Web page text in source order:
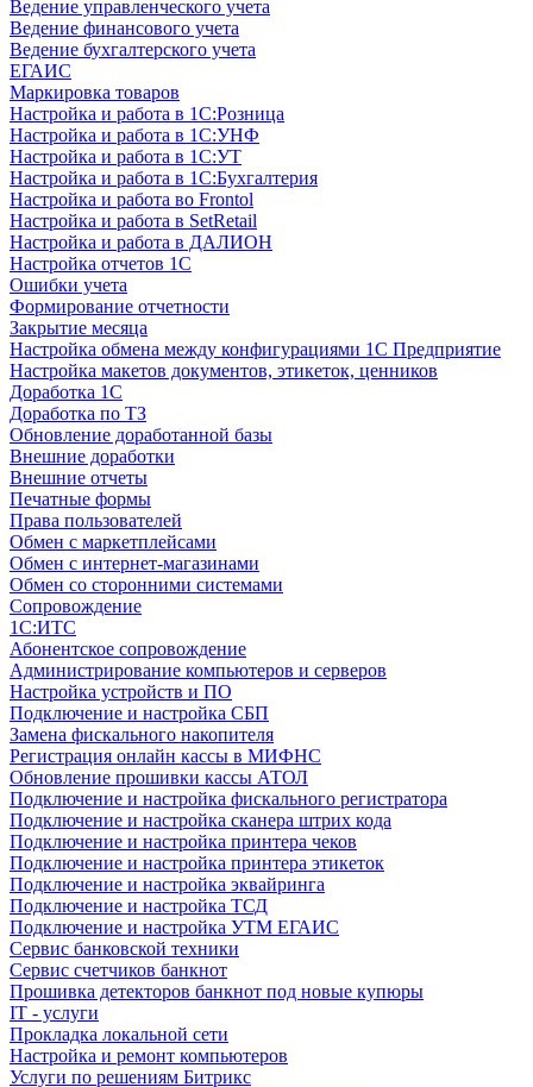
Ведение управленческого учета
Ведение финансового учета
Ведение бухгалтерского учета
ЕГАИС
Маркировка товаров
Настройка и работа в 1С:Розница
Настройка и работа в 1С:УНФ
Настройка и работа в 1С:УТ
Настройка и работа в 1С:Бухгалтерия
Настройка и работа во Frontol
Настройка и работа в SetRetail
Настройка и работа в ДАЛИОН
Настройка отчетов 1С
Ошибки учета
Формирование отчетности
Закрытие месяца
Настройка обмена между конфигурациями 1С Предприятие
Настройка макетов документов, этикеток, ценников
Доработка 1С
Доработка по ТЗ
Обновление доработанной базы
Внешние доработки
Внешние отчеты
Печатные формы
Права пользователей
Обмен с маркетплейсами
Обмен с интернет-магазинами
Обмен со сторонними системами
Сопровождение
1C:ИТС
Абонентское сопровождение
Администрирование компьютеров и серверов
Настройка устройств и ПО
Подключение и настройка СБП
Замена фискального накопителя
Регистрация онлайн кассы в МИФНС
Обновление прошивки кассы АТОЛ
Подключение и настройка фискального регистратора
Подключение и настройка сканера штрих кода
Подключение и настройка принтера чеков
Подключение и настройка принтера этикеток
Подключение и настройка эквайринга
Подключение и настройка ТСД
Подключение и настройка УТМ ЕГАИС
Сервис банковской техники
Сервис счетчиков банкнот
Прошивка детекторов банкнот под новые купюры
IT - услуги
Прокладка локальной сети
Настройка и ремонт компьютеров
Услуги по решениям Битрикс